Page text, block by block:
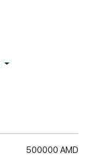
500000 AMD